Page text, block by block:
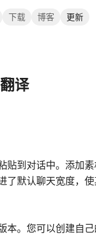
下载 博客 更新
译
贴到对话中。添加
了默认聊天宽度，
。您可以创建自